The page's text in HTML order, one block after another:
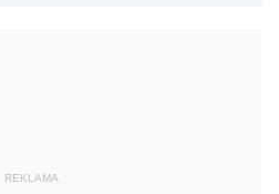
REKLAMA